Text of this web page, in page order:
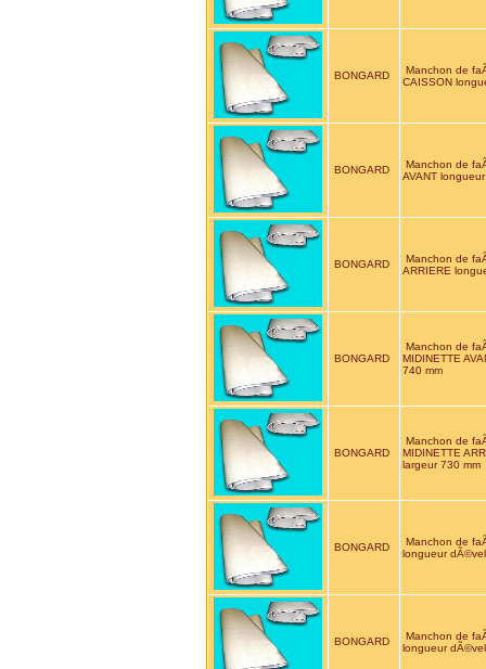
BONGARD
Manchon de
CAISSON
BONGARD
Manchon de
AVANT
BONGARD
Manchon de
ARRIERE
BONGARD
Manchon de
MIDINETTE
740 mm
BONGARD
Manchon de
MIDINETTE
largeur 730 mm
BONGARD
Manchon de
longueur
BONGARD
Manchon de
longueur